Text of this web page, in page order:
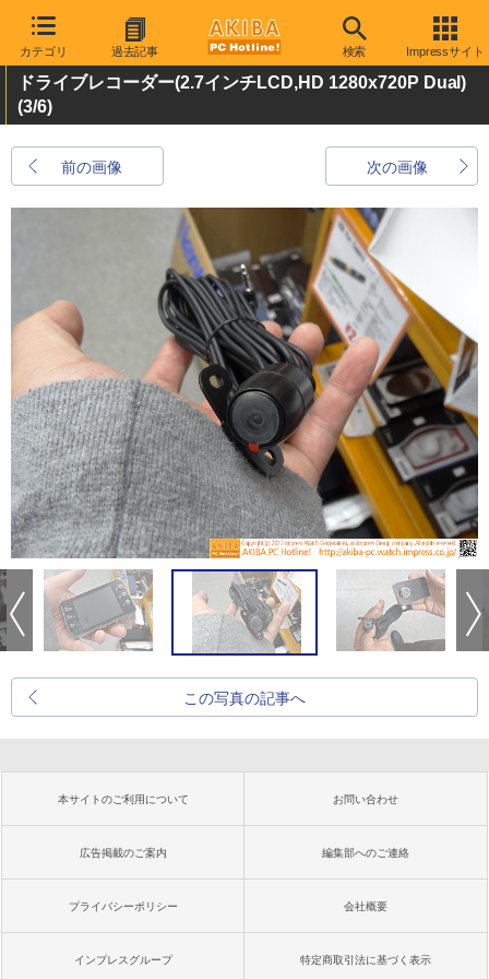
カテゴリ 過去記事 検索 Impressサイト
ドライブレコーダー(2.7インチLCD,HD 1280x720P Dual)
(3/6)
前の画像 次の画像
この写真の記事へ
本サイトのご利用について お問い合わせ
広告掲載のご案内 編集部へのご連絡
プライバシーポリシー 会社概要
インプレスグループ 特定商取引法に基づく表示